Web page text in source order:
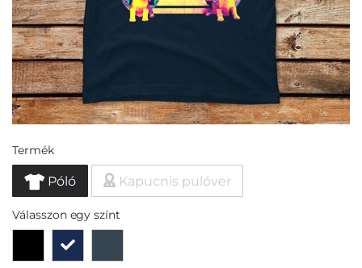
Termék
Póló Kapucnis pulóver
Válasszon egy színt